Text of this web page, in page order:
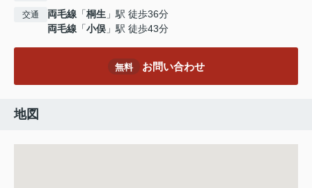
交通 両毛線 「桐生 」駅 徒歩36分
両毛線 「小俣 」駅 徒歩43分
無料 お問い合わせ
地図